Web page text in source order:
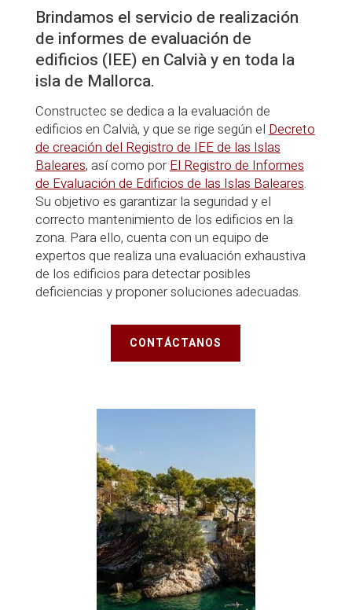
Brindamos el servicio de realización
de informes de evaluación de
edificios (IEE) en Calvià y en toda la
isla de Mallorca.
Constructec se dedica a la evaluación de
edificios en Calvià, y que se rige según elDecreto
de creación del Registro de IEE de las Islas
Baleares, así como porEl Registro de Informes
de Evaluación de Edificios de las Islas Baleares.
Su objetivo es garantizar la seguridad y el
correcto mantenimiento de los edificios en la
zona. Para ello, cuenta con un equipo de
expertos que realiza una evaluación exhaustiva
de los edificios para detectar posibles
deficiencias y proponer soluciones adecuadas.
CONTÁCTANOS